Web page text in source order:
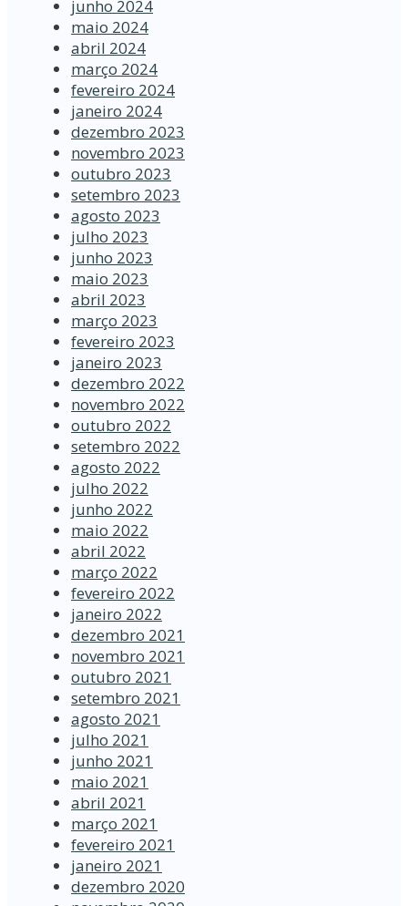
junho 2024
maio 2024
abril 2024
março 2024
fevereiro 2024
janeiro 2024
dezembro 2023
novembro 2023
outubro 2023
setembro 2023
agosto 2023
julho 2023
junho 2023
maio 2023
abril 2023
março 2023
fevereiro 2023
janeiro 2023
dezembro 2022
novembro 2022
outubro 2022
setembro 2022
agosto 2022
julho 2022
junho 2022
maio 2022
abril 2022
março 2022
fevereiro 2022
janeiro 2022
dezembro 2021
novembro 2021
outubro 2021
setembro 2021
agosto 2021
julho 2021
junho 2021
maio 2021
abril 2021
março 2021
fevereiro 2021
janeiro 2021
dezembro 2020